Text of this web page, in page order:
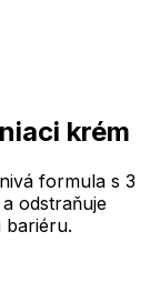
krém
formula s 3
odstraňuje
bariéru.